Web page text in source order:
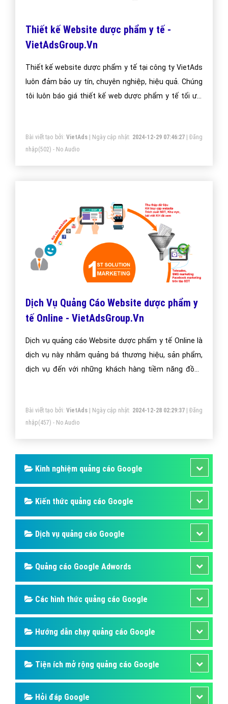
Thiết kế Website dược phẩm y tế -
VietAdsGroup.Vn
Thiết kế website dược phẩm y tế tại công ty VietAds
luôn đảm bảo uy tín, chuyên nghiệp, hiệu quả. Chúng
tôi luôn báo giá thiết kế web dược phẩm y tế tối ưu,
Bài viết tạo bởi: VietAds| Ngày cập nhật: 2024-12-29 07:46:27|Đăng
nhập(502) - No Audio
Dịch Vụ Quảng Cáo Website dược phẩm y
tế Online - VietAdsGroup.Vn
Dịch vụ quảng cáo Website dược phẩm y tế Online là
dịch vụ này nhằm quảng bá thương hiệu, sản phẩm,
dịch vụ đến với những khách hàng tiềm năng đồng
Bài viết tạo bởi: VietAds| Ngày cập nhật: 2024-12-28 02:29:37|Đăng
nhập(457) - No Audio
Kinh nghiệm quảng cáo Google
Kiến thức quảng cáo Google
Dịch vụ quảng cáo Google
Quảng cáo Google Adwords
Các hình thức quảng cáo Google
Hướng dẫn chạy quảng cáo Google
Tiện ích mở rộng quảng cáo Google
Hỏi đáp Google